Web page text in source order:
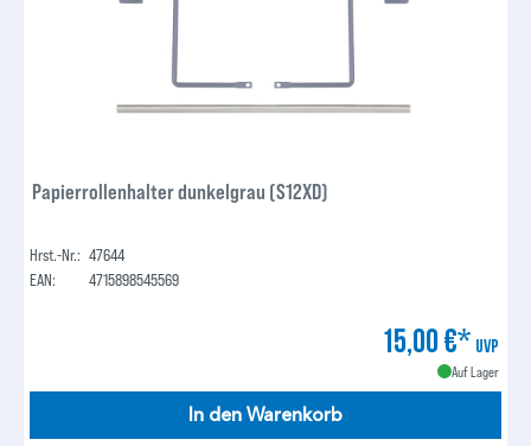
Papierrollenhalter dunkelgrau (S12XD)
Hrst.-Nr.: 47644
EAN:
4715898545569
15,00 €* UVP
Auf Lager
In den Warenkorb